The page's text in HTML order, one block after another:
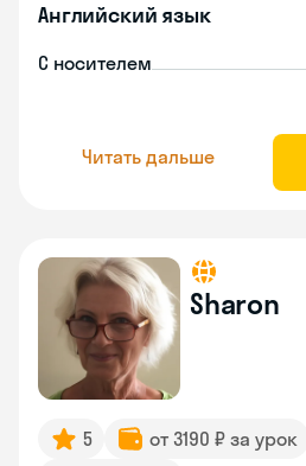
Английский язык
С носителем
Читать дальше
Sharon
5 от 3190 ₽ за урок